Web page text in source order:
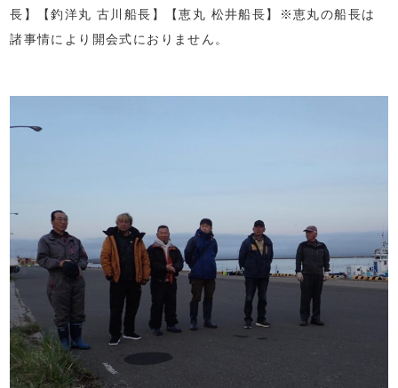
長】【釣洋丸 古川船長】【恵丸 松井船長】※恵丸の船長は
諸事情により開会式におりません。